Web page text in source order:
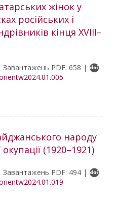
жінок у
російських і
кінця XVIII–
Завантажень PDF: 658 |
народу
(1920–1921)
Завантажень PDF: 494 |